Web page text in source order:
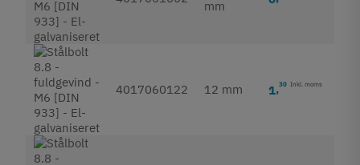
mm
4017060122 12 mm 1,30 Inkl. moms